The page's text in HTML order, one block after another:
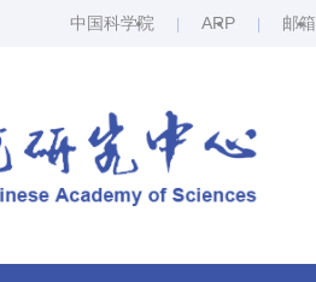
中国科学院 ARP 邮箱